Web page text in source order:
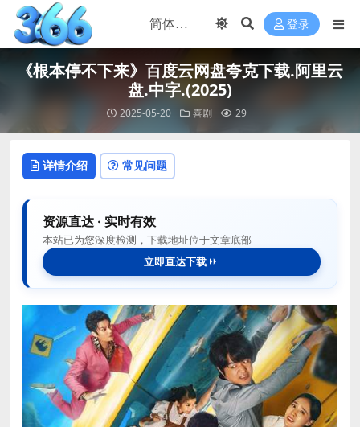
登录
《根本停不下来》百度云网盘夸克下载.阿里云
盘.中字.(2025)
2025-05-20 喜剧 29
详情介绍 常见问题
资源直达 · 实时有效
本站已为您深度检测，下载地址位于文章底部
立即直达下载